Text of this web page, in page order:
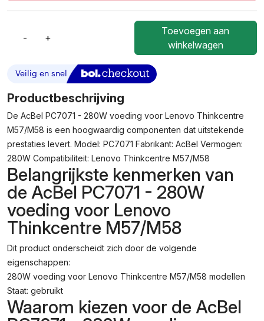
-
-
280W
Voeding
Voor
Lenovo
Thinkcentre
M57/M58
Aantal
+
Toevoegen aan
winkelwagen
Productbeschrijving
De AcBel PC7071 - 280W voeding voor Lenovo Thinkcentre
M57/M58 is een hoogwaardig componenten dat uitstekende
prestaties levert. Model: PC7071 Fabrikant: AcBel Vermogen:
280W Compatibiliteit: Lenovo Thinkcentre M57/M58
Belangrijkste kenmerken van
de AcBel PC7071 - 280W
voeding voor Lenovo
Thinkcentre M57/M58
Dit product onderscheidt zich door de volgende
eigenschappen:
280W voeding voor Lenovo Thinkcentre M57/M58 modellen
Staat: gebruikt
Waarom kiezen voor de AcBel